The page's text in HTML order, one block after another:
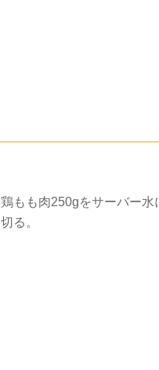
鶏もも肉250gをサーバー
切る。